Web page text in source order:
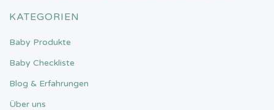
KATEGORIEN
Baby Produkte
Baby Checkliste
Blog & Erfahrungen
Über uns